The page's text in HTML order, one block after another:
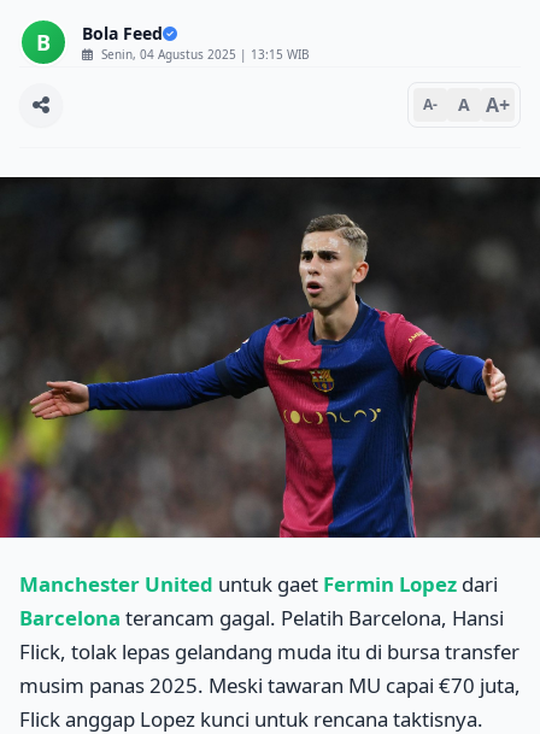
B Bola Feed
Senin, 04 Agustus 2025 | 13:15 WIB
A- A A+
Manchester United untuk gaet Fermin Lopez dari
Barcelona terancam gagal. Pelatih Barcelona, Hansi
Flick, tolak lepas gelandang muda itu di bursa transfer
musim panas 2025. Meski tawaran MU capai €70 juta,
Flick anggap Lopez kunci untuk rencana taktisnya.